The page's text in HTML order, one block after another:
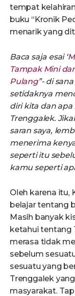
tempat
buku “Kronik
menarik yang
Baca saja esai ‘
Tampak Mini
Pulang”- di
setidaknya
diri kita dan
Trenggalek.
saran saya,
menerima
seperti itu
kamu seperti
Oleh karena itu,
belajar tentang
Masih banyak
ketahui tentang
merasa tidak
sebelum
sesuatu yang
Trenggalek
masyarakat.